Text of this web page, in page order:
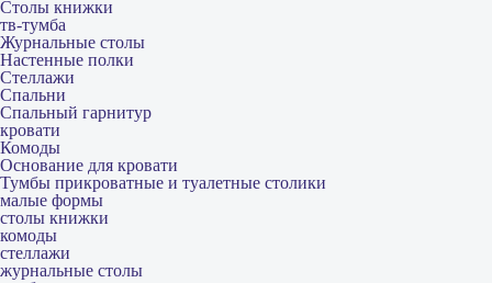
Столы книжки
тв-тумба
Журнальные столы
Настенные полки
Стеллажи
Спальни
Спальный гарнитур
кровати
Комоды
Основание для кровати
Тумбы прикроватные и туалетные столики
малые формы
столы книжки
комоды
стеллажи
журнальные столы